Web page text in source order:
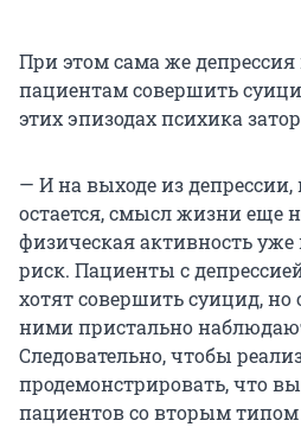
При этом сама же депрессия
пациентам совершить
этих эпизодах психика
— И на выходе из депрессии,
остается, смысл жизни еще
физическая активность
риск. Пациенты с
хотят совершить суицид, но
ними пристально
Следовательно, чтобы
продемонстрировать, что
пациентов со вторым типом